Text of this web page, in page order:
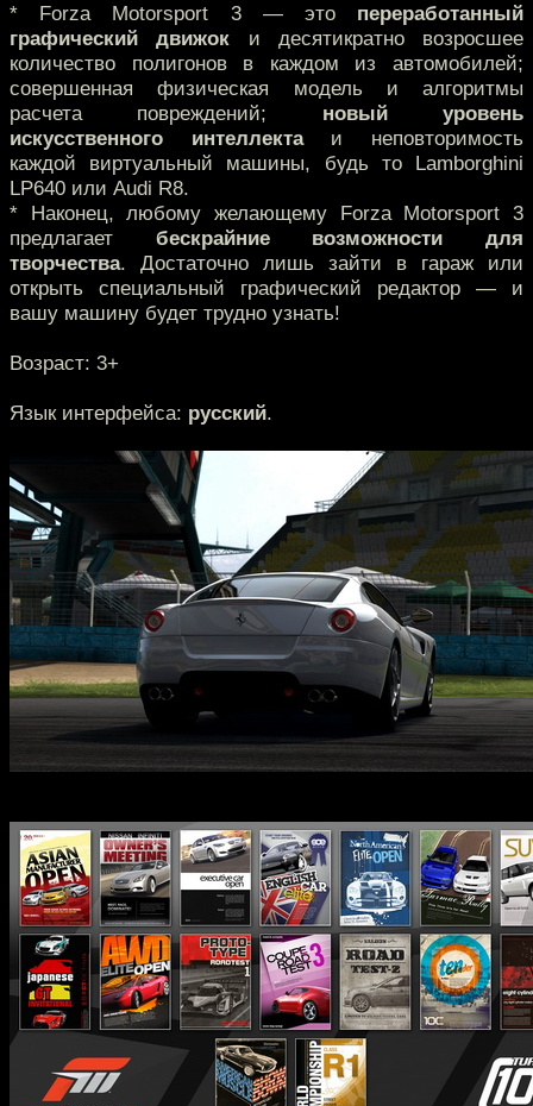
* Forza Motorsport 3 — это переработанный
графический движок и десятикратно возросшее
количество полигонов в каждом из автомобилей;
совершенная физическая модель и алгоритмы
расчета повреждений; новый уровень
искусственного интеллектаи неповторимость
каждой виртуальный машины, будь то Lamborghini
LP640 или Audi R8.
* Наконец, любому желающему Forza Motorsport 3
предлагает бескрайние возможности для
творчества. Достаточно лишь зайти в гараж или
открыть специальный графический редактор — и
вашу машину будет трудно узнать!
Возраст: 3+
Язык интерфейса: русский.